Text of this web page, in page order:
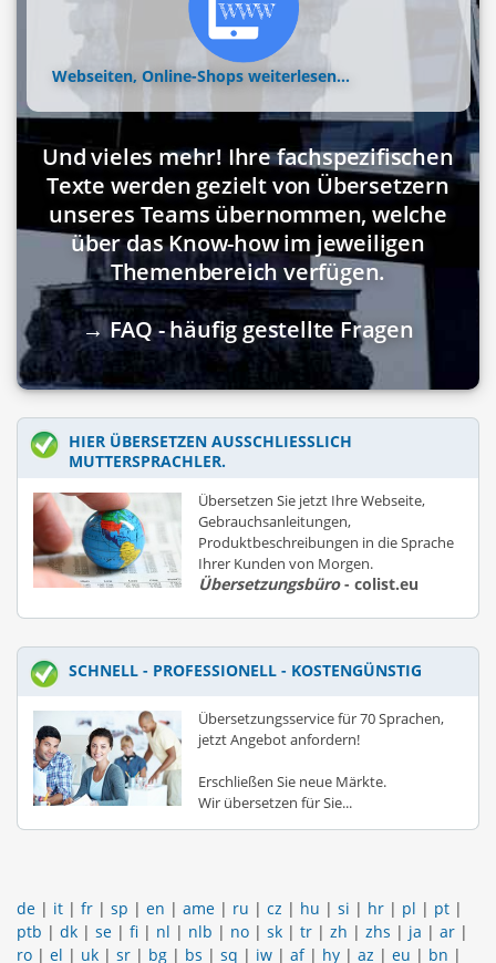
Webseiten, Online-Shops weiterlesen...
Und vieles mehr! Ihre fachspezifischen
Texte werden gezielt von Übersetzern
unseres Teams übernommen, welche
über das Know-how im jeweiligen
Themenbereich verfügen.
→ FAQ - häufig gestellte Fragen
HIER ÜBERSETZEN AUSSCHLIESSLICH M
UTTERSPRACHLER.
Übersetzen Sie jetzt Ihre Webseite,
Gebrauchsanleitungen,
Produktbeschreibungen in die Sprache
Ihrer Kunden von Morgen.
Übersetzungsbüro- colist.eu
SCHNELL - PROFESSIONELL - KOSTENGÜNSTIG
Übersetzungsservice für 70 Sprachen,
jetzt Angebot anfordern!
Erschließen Sie neue Märkte.
Wir übersetzen für Sie...
de | it | fr | sp | en | ame | ru | cz | hu | si | hr | pl | pt |
ptb | dk | se | fi | nl | nlb | no | sk | tr | zh | zhs | ja | ar |
ro | el | uk | sr | bg | bs | sq | iw | af| hy | az | eu | bn |